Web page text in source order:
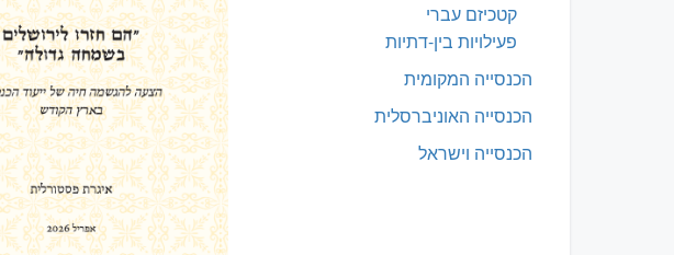
קטכיזם עברי
פעילויות בין-דתיות
הכנסייה המקומית
הכנסייה האוניברסלית
הכנסייה וישראל